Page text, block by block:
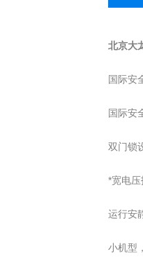
北京大
国际安
国际安
双门锁
*宽电
运行安
小机型